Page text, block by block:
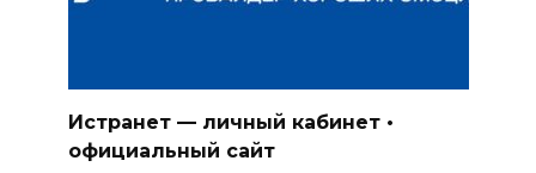
Истранет — личный кабинет •
официальный сайт